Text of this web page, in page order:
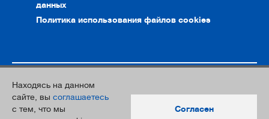
данных
Политика использования файлов cookies
© 2010–2026. Интернет-ресурс профессионального сообщества
преподавателей и переводчиков
Дизайн и разработка:
Находясь на данном
сайте, вы соглашаетесь
с тем, что мы
Согласен